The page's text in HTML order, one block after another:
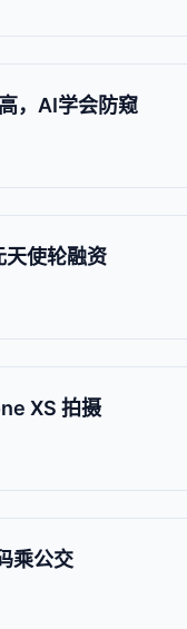
，AI学会防窥
天使轮融资
XS 拍摄
乘公交